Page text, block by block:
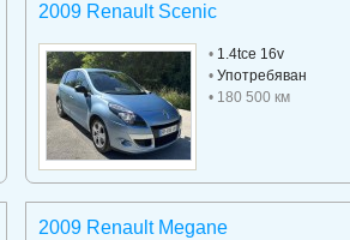
2009 Renault Scenic
•1.4tce 16v
•Употребяван
• 180 500 км
2009 Renault Megane